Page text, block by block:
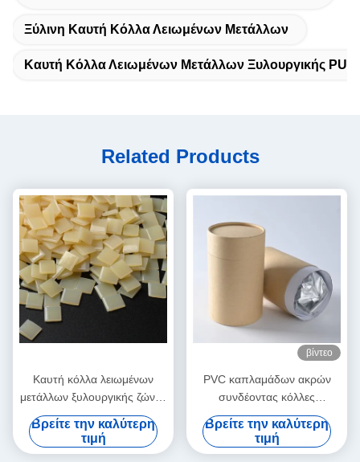
Ξύλινη Καυτή Κόλλα Λειωμένων Μετάλλων
Καυτή Κόλλα Λειωμένων Μετάλλων Ξυλουργικής PUR
Related Products
Καυτή κόλλα λειωμένων
μετάλλων ξυλουργικής ζώνης
ακρών για την αυτόματη
μηχανή ζώνης
Βρείτε την καλύτερη
τιμή
βίντεο
PVC καπλαμάδων ακρών
συνδέοντας κόλλες
λειωμένων μετάλλων
πολυουρεθάνιου PUR καυτές
για τα έπιπλα
Βρείτε την καλύτερη
τιμή